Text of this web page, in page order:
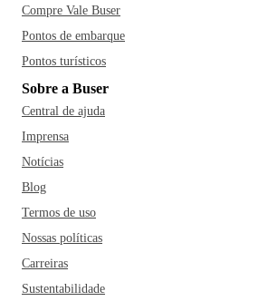
Compre Vale Buser
Pontos de embarque
Pontos turísticos
Sobre a Buser
Central de ajuda
Imprensa
Notícias
Blog
Termos de uso
Nossas políticas
Carreiras
Sustentabilidade